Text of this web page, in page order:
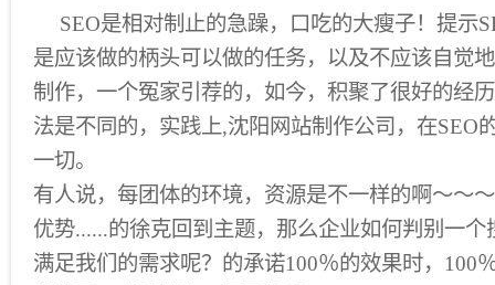
SEO是相对制止的急躁，口吃的大瘦子！提示
是应该做的柄头可以做的任务，以及不应该自觉
制作，一个冤家引荐的，如今，积聚了很好的经
法是不同的，实践上,沈阳网站制作公司，在SEO
一切。
有人说，每团体的环境，资源是不一样的啊〜〜
优势......的徐克回到主题，那么企业如何判别一
满足我们的需求呢？的承诺100％的效果时，100